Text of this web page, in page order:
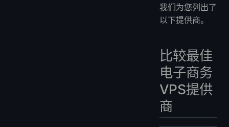
我们为您列出了
以下提供商。
比较最佳
电子商务
VPS提供
商